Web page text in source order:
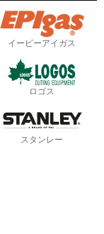
イーピーアイガス
ロゴス
スタンレー